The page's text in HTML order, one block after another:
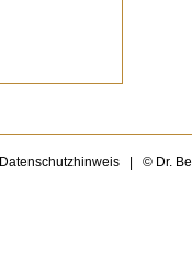
Datenschutzhinweis © Dr.